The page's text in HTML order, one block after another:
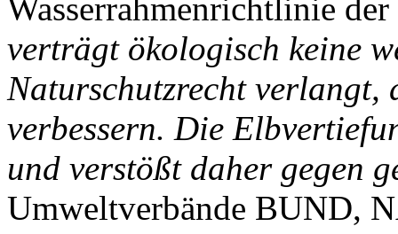
Wasserrahmenrichtlinie
verträgt ökologisch keine
Naturschutzrecht verlangt,
verbessern. Die
und verstößt daher gegen
Umweltverbände BUND,